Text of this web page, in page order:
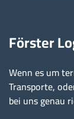
Förster
Wenn es um
Transporte,
bei uns genau